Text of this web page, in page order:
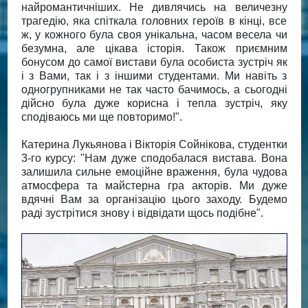
найромантичніших. Не дивлячись на величезну
трагедію, яка спіткала головних героїв в кінці, все
ж, у кожного була своя унікальна, часом весела чи
безумна, але цікава історія. Також приємним
бонусом до самої вистави була особиста зустріч як
і з Вами, так і з іншими студентами. Ми навіть з
одногрупниками не так часто бачимось, а сьогодні
дійсно була дуже корисна і тепла зустріч, яку
сподіваюсь ми ще повторимо!".
Катерина Лукьянова і Вікторія Сойнікова, студентки
3-го курсу: "Нам дуже сподобалася вистава. Вона
залишила сильне емоційне враження, була чудова
атмосфера та майстерна гра акторів. Ми дуже
вдячні Вам за організацію цього заходу. Будемо
раді зустрітися знову і відвідати щось подібне".